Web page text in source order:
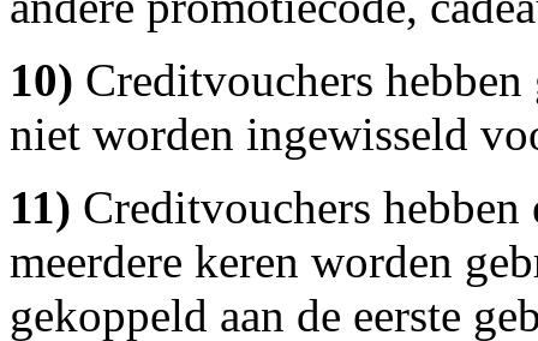
10) Creditvouchers
niet worden ingewisseld
11) Creditvouchers hebben
meerdere keren worden
gekoppeld aan de eerste